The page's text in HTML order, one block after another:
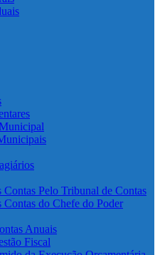
Contas Pelo Tribunal de Contas
Contas do Chefe do Poder
Anuais
Fiscal